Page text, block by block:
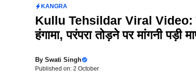
KANGRA
Kullu Tehsildar Viral Video:
हंगामा, परंपरा तोड़ने पर मांगनी पड़ी
By Swati Singh
Published on: 2 October